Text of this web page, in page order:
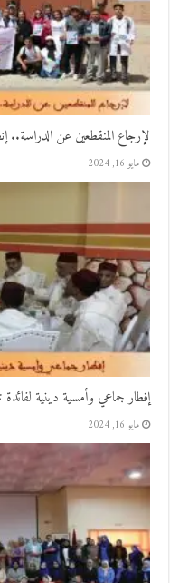
لإرجاع المنقطعين عن الدراسة..
مايو 16, 2024
إفطار جماعي وأمسية دينية لفائدة
مايو 16, 2024